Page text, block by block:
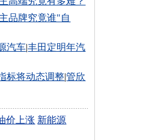
品牌究竟谁"自
汽车|丰田定明年汽
标将动态调整|管欣
价上涨 新能源